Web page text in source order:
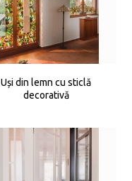
Uși din lemn cu sticlă
decorativă